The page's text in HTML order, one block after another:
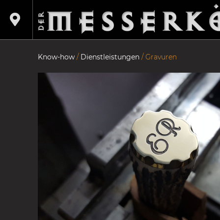
Know-how / Dienstleistungen /Gravuren